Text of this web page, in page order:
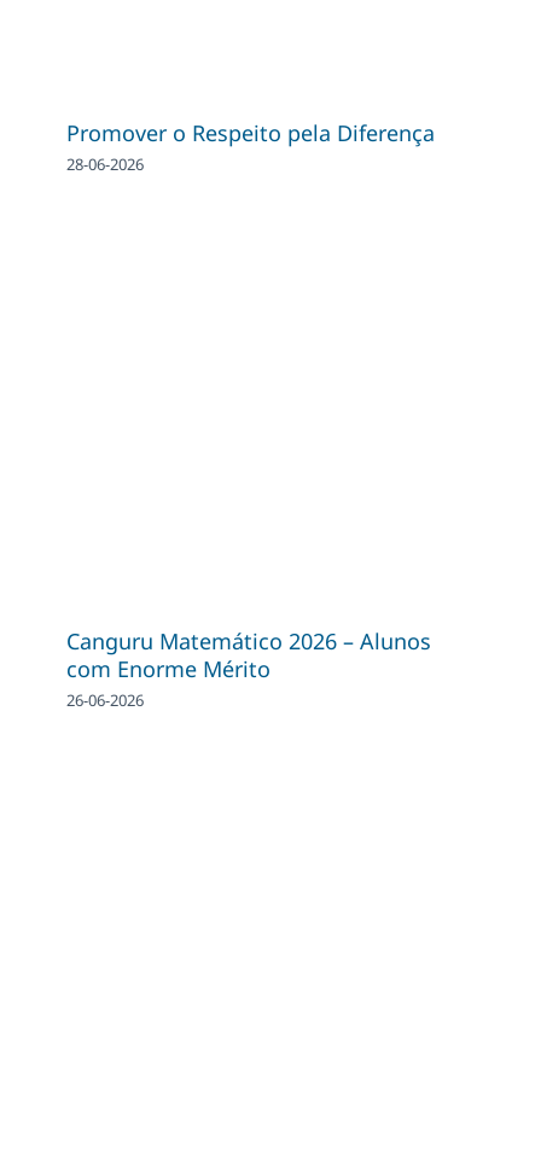
Promover o Respeito pela Diferença
28-06-2026
Canguru Matemático 2026 – Alunos
com Enorme Mérito
26-06-2026